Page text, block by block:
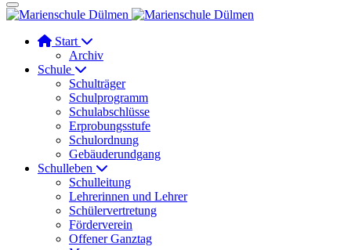
Start
Archiv
Schule
Schulträger
Schulprogramm
Schulabschlüsse
Erprobungsstufe
Schulordnung
Gebäuderundgang
Schulleben
Schulleitung
Lehrerinnen und Lehrer
Schülervertretung
Förderverein
Offener Ganztag